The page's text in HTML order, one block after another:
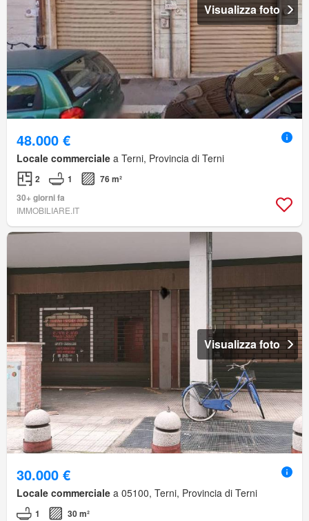
Visualizza foto
48.000 €
Locale commerciale a Terni, Provincia di Terni
2 1
76 m²
30+ giorni fa
IMMOBILIARE.IT
Visualizza foto
30.000 €
Locale commerciale a 05100, Terni, Provincia di Terni
1
30 m²